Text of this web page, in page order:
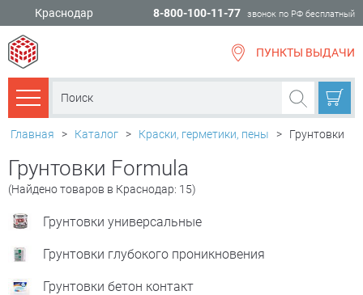
Краснодар 8-800-100-11-77 звонок по РФ бесплатный
ПУНКТЫ ВЫДАЧИ
Каталог товаров
Главная > Каталог > Краски, герметики, пены > Грунтовки
Грунтовки Formula
(Найдено товаров в Краснодар: 15)
Грунтовки универсальные
Грунтовки глубокого проникновения
Грунтовки бетон контакт